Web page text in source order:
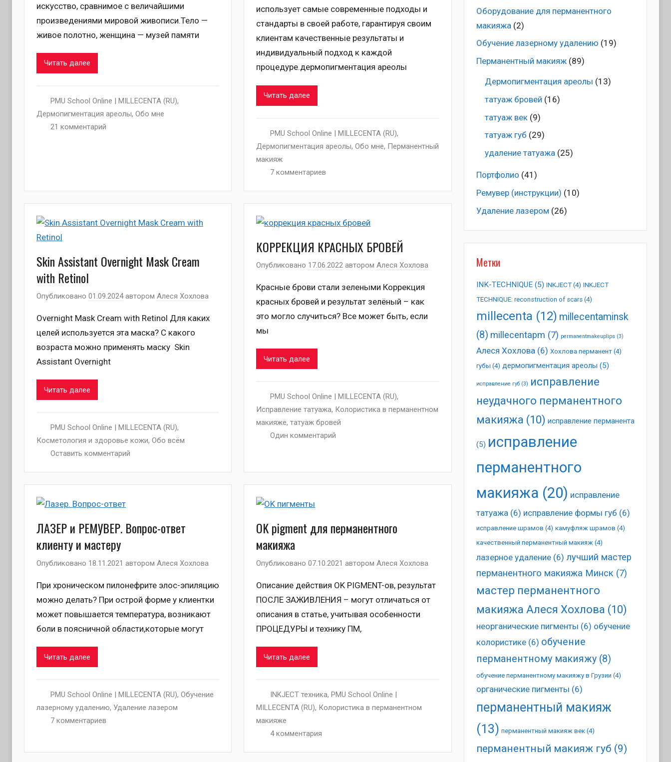
искусство, сравнимое с величайшими
произведениями мировой живописи.Тело —
живое полотно, женщина — музей памяти
Читать далее
PMU School Online | MILLECENTA (RU),
Дермопигментация ареолы, Обо мне
21 комментарий
использует самые современные подходы и
стандарты в своей работе, гарантируя своим
клиентам качественные результаты и
индивидуальный подход к каждой
процедуре.дермопигментация ареолы
Читать далее
PMU School Online | MILLECENTA (RU),
Дермопигментация ареолы,Обо мне, Перманентный
макияж
7 комментариев
Skin Assistant Overnight Mask Cream
with Retinol
Опубликовано 01.09.2024автором Алеся Хохлова
Overnight Mask Cream with Retinol Для каких
целей используется эта маска? С какого
возраста можно применять маску Skin
Assistant Overnight
Читать далее
PMU School Online | MILLECENTA (RU),
Косметология и здоровье кожи, Обо всём
Оставить комментарий
КОРРЕКЦИЯ КРАСНЫХ БРОВЕЙ
Опубликовано 17.06.2022 авторомАлеся Хохлова
Красные брови стали зелеными Коррекция
красных бровей и результат зелёный – как
это могло случиться? Все может быть, если
мы
Читать далее
PMU School Online | MILLECENTA (RU),
Исправление татуажа, Колористика в перманентном
макияже,татуаж бровей
Один комментарий
ЛАЗЕР и РЕМУВЕР. Вопрос-ответ
клиенту и мастеру
Опубликовано 18.11.2021 автором Алеся Хохлова
При хроническом пилонефрите элос-эпиляцию
можно делать? При острой форме у клиентки
может повышается температура, возникают
боли в поясничной области,которые могут
Читать далее
PMU School Online | MILLECENTA (RU), Обучение
лазерному удалению, Удаление лазером
7 комментариев
OK pigment для перманентного
макияжа
Опубликовано07.10.2021 авторомАлеся Хохлова
Описание действия OK PIGMENT-ов, результат
ПОСЛЕ ЗАЖИВЛЕНИЯ – могут отличаться от
описания в статье, учитывая особенности
ПРОЦЕДУРЫ и технику ПМ,
Читать далее
INKJECT техника, PMU School Online |
MILLECENTA (RU), Колористика в перманентном
макияже
4 комментария
Оборудование для перманентного
макияжа (2)
Обучение лазерному удалению (19)
Перманентный макияж(89)
Дермопигментация ареолы (13)
татуаж бровей (16)
татуаж век(9)
татуаж губ (29)
удаление татуажа(25)
Портфолио (41)
Ремувер (инструкции) (10)
Удаление лазером (26)
Метки
INK-TECHNIQUE(5) INKJECT(4) INKJECT
TECHNIQUE: reconstruction of scars(4)
millecenta (12) millecentaminsk
(8) millecentapm (7) permanentmakeuplips(3)
Алеся Хохлова(6) Хохлова перманент(4)
губы (4) дермопигментация ареолы (5)
исправление губ(3) исправление
неудачного перманентного
макияжа (10) исправление перманента
(5) исправление
перманентного
макияжа (20) исправление
татуажа(6) исправление формы губ (6)
исправление шрамов (4) камуфляж шрамов (4)
качественный перманентный макияж (4)
лазерное удаление(6) лучший мастер
перманентного макияжа Минск (7)
мастер перманентного
макияжа Алеся Хохлова (10)
неорганические пигменты (6) обучение
колористике(6) обучение
перманентному макияжу(8)
обучение перманентному макияжу в Грузии (4)
органические пигменты (6)
перманентный макияж
(13) перманентный макияж век(4)
перманентный макияж губ (9)